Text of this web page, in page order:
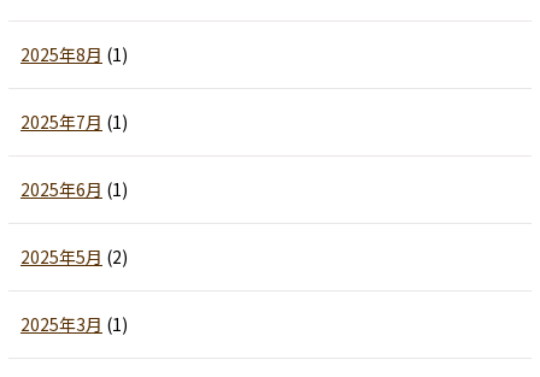
2025年8月 (1)
2025年7月 (1)
2025年6月 (1)
2025年5月 (2)
2025年3月 (1)